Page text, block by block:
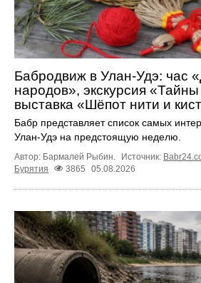
Бабродвиж в Улан-Удэ: час
народов», экскурсия
выставка «Шёпот нити и
Бабр представляет список самых
Улан-Удэ на предстоящую неделю.
Автор: Бармалей Рыбин. Источник:
Бурятия
3865 05.08.2026